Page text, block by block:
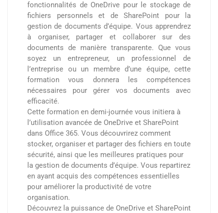
fonctionnalités de OneDrive pour le stockage de
fichiers personnels et de SharePoint pour la
gestion de documents d’équipe. Vous apprendrez
à organiser, partager et collaborer sur des
documents de manière transparente. Que vous
soyez un entrepreneur, un professionnel de
l’entreprise ou un membre d’une équipe, cette
formation vous donnera les compétences
nécessaires pour gérer vos documents avec
efficacité.
Cette formation en demi-journée vous initiera à
l’utilisation avancée de OneDrive et SharePoint
dans Office 365. Vous découvrirez comment
stocker, organiser et partager des fichiers en toute
sécurité, ainsi que les meilleures pratiques pour
la gestion de documents d’équipe. Vous repartirez
en ayant acquis des compétences essentielles
pour améliorer la productivité de votre
organisation.
Découvrez la puissance de OneDrive et SharePoint